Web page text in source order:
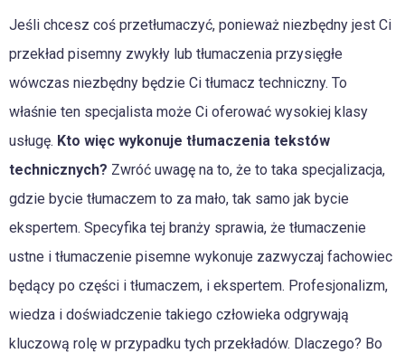
Jeśli chcesz coś przetłumaczyć, ponieważ niezbędny jest Ci
przekład pisemny zwykły lub tłumaczenia przysięgłe
wówczas niezbędny będzie Ci tłumacz techniczny. To
właśnie ten specjalista może Ci oferować wysokiej klasy
usługę. Kto więc wykonuje tłumaczenia tekstów
technicznych? Zwróć uwagę na to, że to taka specjalizacja,
gdzie bycie tłumaczem to za mało, tak samo jak bycie
ekspertem. Specyfika tej branży sprawia, że tłumaczenie
ustne i tłumaczenie pisemne wykonuje zazwyczaj fachowiec
będący po części i tłumaczem, i ekspertem. Profesjonalizm,
wiedza i doświadczenie takiego człowieka odgrywają
kluczową rolę w przypadku tych przekładów. Dlaczego? Bo